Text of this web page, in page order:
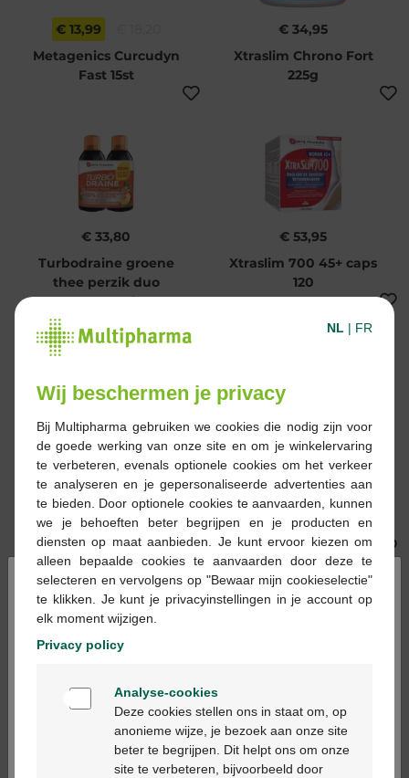
€ 13,99
Metagenics Curcudyn
Fast 15st
€ 34,95
Xtraslim Chrono Fort
225g
€ 33,80
Turbodraine groene
thee perzik duo
2x500ml
€ 53,95
Xtraslim 700 45+ caps
120
€ 25,98
Sandoz Orlistat
capsules 42 x 60mg
€ 39,90
Somatoline cosm.
active booster gel
150ml
€ 7,90
Elimin fresh hibiscus-
rode vruchten tea-bags
Jelonet ster
10cmx40cm 10 7459
×
Bienvenue
Ga verder in het nederlands
NL | FR
Wij beschermen je privacy
Bij Multipharma gebruiken we cookies die nodig zijn voor
de goede werking van onze site en om je winkelervaring
te verbeteren, evenals optionele cookies om het verkeer
te analyseren en je gepersonaliseerde advertenties aan
te bieden. Door optionele cookies te aanvaarden, kunnen
we je behoeften beter begrijpen en je producten en
diensten op maat aanbieden. Je kunt ervoor kiezen om
alleen bepaalde cookies te aanvaarden door deze te
selecteren en vervolgens op "Bewaar mijn cookieselectie"
te klikken. Je kunt je privacyinstellingen in je account op
elk moment wijzigen.
Privacy policy
Analyse-cookies
Deze cookies stellen ons in staat om, op
anonieme wijze, je bezoek aan onze site
beter te begrijpen. Dit helpt ons om onze
site te verbeteren, bijvoorbeeld door